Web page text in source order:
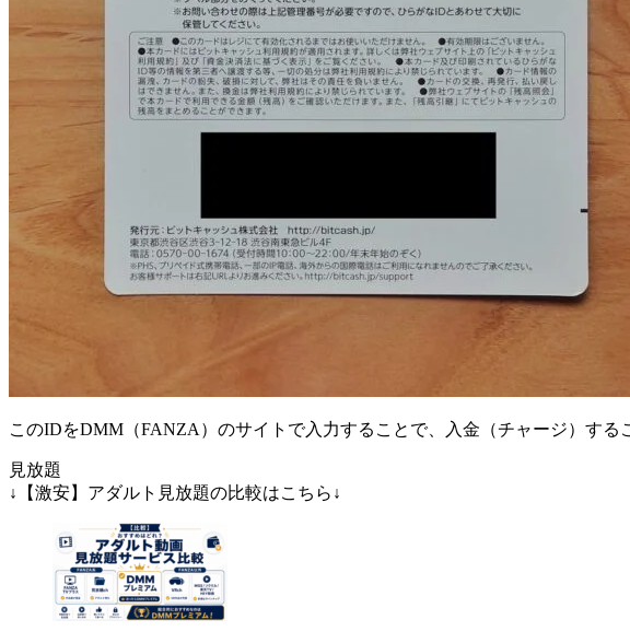
このIDをDMM（FANZA）のサイトで入力することで、入金（チャージ）する
見放題
↓【激安】アダルト見放題の比較はこちら↓